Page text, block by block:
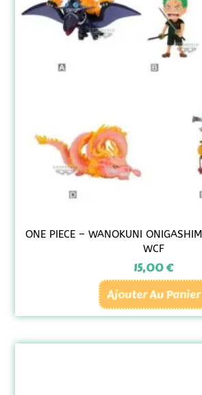
ONE PIECE – WANOKUNI
WCF
15,00€
Ajouter Au Panier